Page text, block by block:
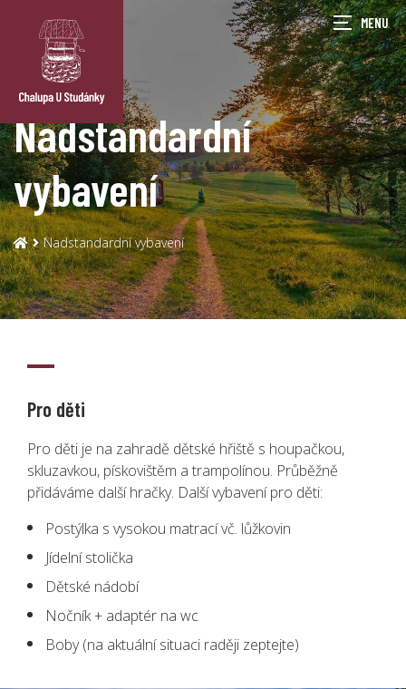
Nadstandardní
vybavení
Nadstandardní vybavení
Pro děti
Pro děti je na zahradě dětské hřiště s houpačkou,
skluzavkou, pískovištěm a trampolínou. Průběžně
přidáváme další hračky. Další vybavení pro děti:
Postýlka s vysokou matrací vč. lůžkovin
Jídelní stolička
Dětské nádobí
Nočník + adaptér na wc
Boby (na aktuální situaci raději zeptejte)